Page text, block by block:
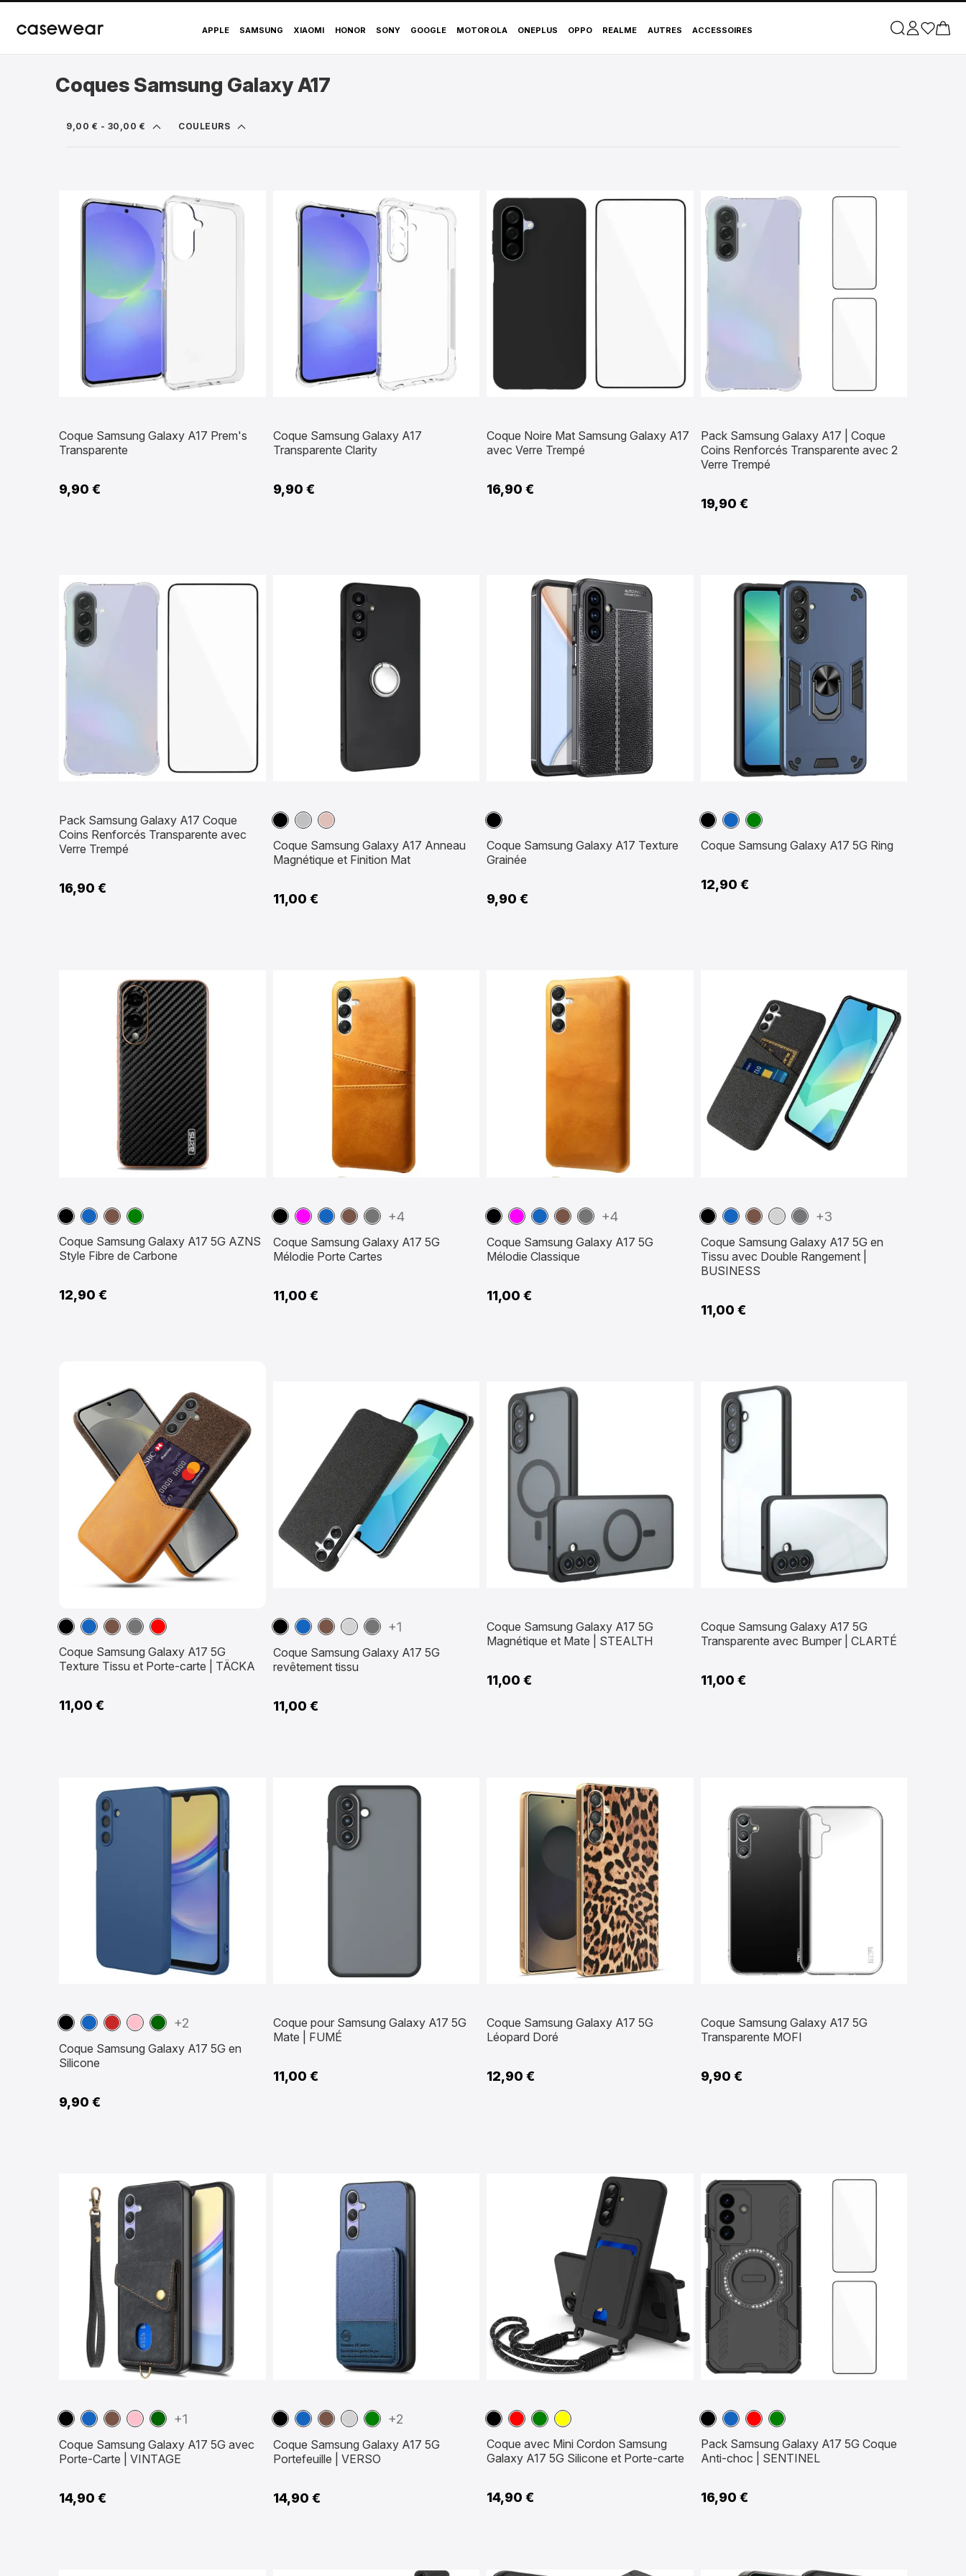
Coques Samsung Galaxy A17
casewear APPLE SAMSUNG XIAOMI HONOR SONY GOOGLE MOTOROLA ONEPLUS OPPO REALME AUTRES ACCESSOIRES
Coques Samsung Galaxy A17
9,00 € - 30,00 € COULEURS
Coque Samsung Galaxy A17 Prem's
Transparente
9,90 €
Coque Samsung Galaxy A17
Transparente Clarity
9,90 €
Coque Noire Mat Samsung Galaxy A17
avec Verre Trempé
16,90 €
Pack Samsung Galaxy A17 | Coque
Coins Renforcés Transparente avec 2
Verre Trempé
19,90 €
Pack Samsung Galaxy A17 Coque
Coins Renforcés Transparente avec
Verre Trempé
16,90 €
NoirArgent
Or
Coque Samsung Galaxy A17 Anneau
Magnétique et Finition Mat
11,00 €
Noir
Coque Samsung Galaxy A17 Texture
Grainée
9,90 €
NoirBleuVert
Coque Samsung Galaxy A17 5G Ring
12,90 €
NoirBleuMarron
Vert
Coque Samsung Galaxy A17 5G AZNS
Style Fibre de Carbone
12,90 €
NoirMagenta
BleuMarron
Gris +4
Coque Samsung Galaxy A17 5G
Mélodie Porte Cartes
11,00 €
NoirMagenta
BleuMarron
Gris +4
Coque Samsung Galaxy A17 5G
Mélodie Classique
11,00 €
NoirBleuMarron
GrisGris +3
Coque Samsung Galaxy A17 5G en
Tissu avec Double Rangement |
BUSINESS
11,00 €
NoirBleuMarron
GrisRouge
Coque Samsung Galaxy A17 5G
Texture Tissu et Porte-carte | TÄCKA
11,00 €
NoirBleuMarron
GrisGris +1
Coque Samsung Galaxy A17 5G
revêtement tissu
11,00 €
Coque Samsung Galaxy A17 5G
Magnétique et Mate | STEALTH
11,00 €
Coque Samsung Galaxy A17 5G
Transparente avec Bumper | CLARTÉ
11,00 €
NoirBleuRouge
RoseVert +2
Coque Samsung Galaxy A17 5G en
Silicone
9,90 €
Coque pour Samsung Galaxy A17 5G
Mate | FUMÉ
11,00 €
Coque Samsung Galaxy A17 5G
Léopard Doré
12,90 €
Coque Samsung Galaxy A17 5G
Transparente MOFI
9,90 €
NoirBleuMarron
RoseVert +1
Coque Samsung Galaxy A17 5G avec
Porte-Carte | VINTAGE
14,90 €
NoirBleuMarron
GrisVert +2
Coque Samsung Galaxy A17 5G
Portefeuille | VERSO
14,90 €
NoirRouge
VertJaune
Coque avec Mini Cordon Samsung
Galaxy A17 5G Silicone et Porte-carte
14,90 €
NoirBleuRouge
Vert
Pack Samsung Galaxy A17 5G Coque
Anti-choc | SENTINEL
16,90 €